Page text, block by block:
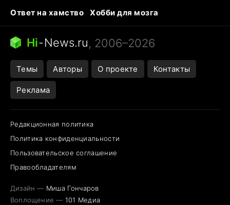
Ответ на хамство
Хобби для мозга
Бензин 100 и 95
Тунцы в океанариуме
Следующая пандемия
Hi-News.ru, 2006–2026
Темы Авторы О проекте Контакты
Реклама
Редакционная политика
Политика конфиденциальности
Пользовательское соглашение
Правообладателям
Дизайн — Миша Гончаров
Воплощение — 101 Медиа